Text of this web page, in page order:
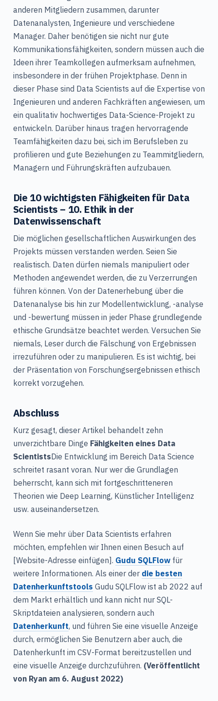
anderen Mitgliedern zusammen, darunter
Datenanalysten, Ingenieure und verschiedene
Manager. Daher benötigen sie nicht nur gute
Kommunikationsfähigkeiten, sondern müssen auch die
Ideen ihrer Teamkollegen aufmerksam aufnehmen,
insbesondere in der frühen Projektphase. Denn in
dieser Phase sind Data Scientists auf die Expertise von
Ingenieuren und anderen Fachkräften angewiesen, um
ein qualitativ hochwertiges Data-Science-Projekt zu
entwickeln. Darüber hinaus tragen hervorragende
Teamfähigkeiten dazu bei, sich im Berufsleben zu
profilieren und gute Beziehungen zu Teammitgliedern,
Managern und Führungskräften aufzubauen.
Die 10 wichtigsten Fähigkeiten für Data
Scientists – 10. Ethik in der
Datenwissenschaft
Die möglichen gesellschaftlichen Auswirkungen des
Projekts müssen verstanden werden. Seien Sie
realistisch. Daten dürfen niemals manipuliert oder
Methoden angewendet werden, die zu Verzerrungen
führen können. Von der Datenerhebung über die
Datenanalyse bis hin zur Modellentwicklung, -analyse
und -bewertung müssen in jeder Phase grundlegende
ethische Grundsätze beachtet werden. Versuchen Sie
niemals, Leser durch die Fälschung von Ergebnissen
irrezuführen oder zu manipulieren. Es ist wichtig, bei
der Präsentation von Forschungsergebnissen ethisch
korrekt vorzugehen.
Abschluss
Kurz gesagt, dieser Artikel behandelt zehn
unverzichtbare Dinge Fähigkeiten eines Data
ScientistsDie Entwicklung im Bereich Data Science
schreitet rasant voran. Nur wer die Grundlagen
beherrscht, kann sich mit fortgeschritteneren
Theorien wie Deep Learning, Künstlicher Intelligenz
usw. auseinandersetzen.
Wenn Sie mehr über Data Scientists erfahren
möchten, empfehlen wir Ihnen einen Besuch auf
[Website-Adresse einfügen]. Gudu SQLFlowfür
weitere Informationen. Als einer der die besten
Datenherkunftstools Gudu SQLFlow ist ab 2022 auf
dem Markt erhältlich und kann nicht nur SQL-
Skriptdateien analysieren, sondern auch
Datenherkunft, und führen Sie eine visuelle Anzeige
durch, ermöglichen Sie Benutzern aber auch, die
Datenherkunft im CSV-Format bereitzustellen und
eine visuelle Anzeige durchzuführen. (Veröffentlicht
von Ryan am 6. August 2022)